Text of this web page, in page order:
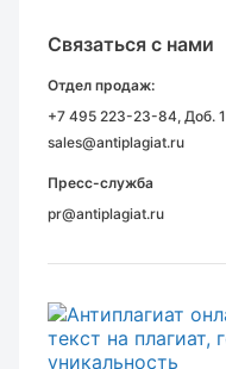
Связаться с нами
Отдел продаж:
+7 495 223-23-84, Доб. 1
sales@antiplagiat.ru
Пресс-служба
pr@antiplagiat.ru